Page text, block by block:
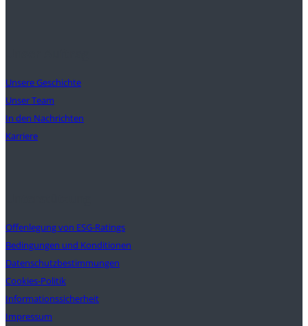
Unsere Geschichte
Unser Team
In den Nachrichten
Karriere
Offenlegung von ESG-Ratings
Bedingungen und Konditionen
Datenschutzbestimmungen
Cookies-Politik
Informationssicherheit
Impressum